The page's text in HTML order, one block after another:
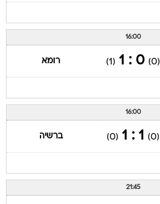
16:00
(0)
0 : 1
(1) רומא
16:00
(0)
1 : 1
(0) ברשיה
21:45